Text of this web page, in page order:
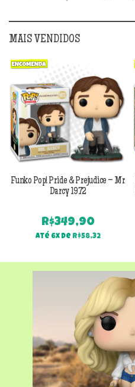
MAIS VENDIDOS
Funko Pop! Pride & Prejudice – Mr
Darcy 1972
R$349,90
Até 6x de R$58,32